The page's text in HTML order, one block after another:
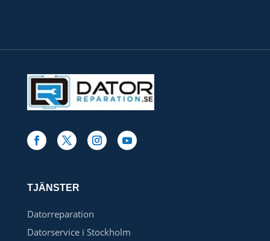
TJÄNSTER
Datorreparation
Datorservice i Stockholm